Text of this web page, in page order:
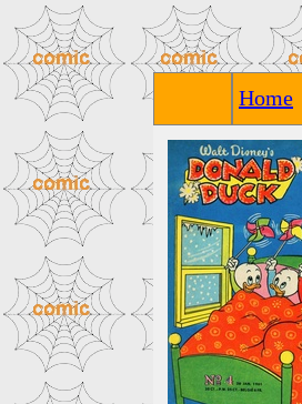
Home